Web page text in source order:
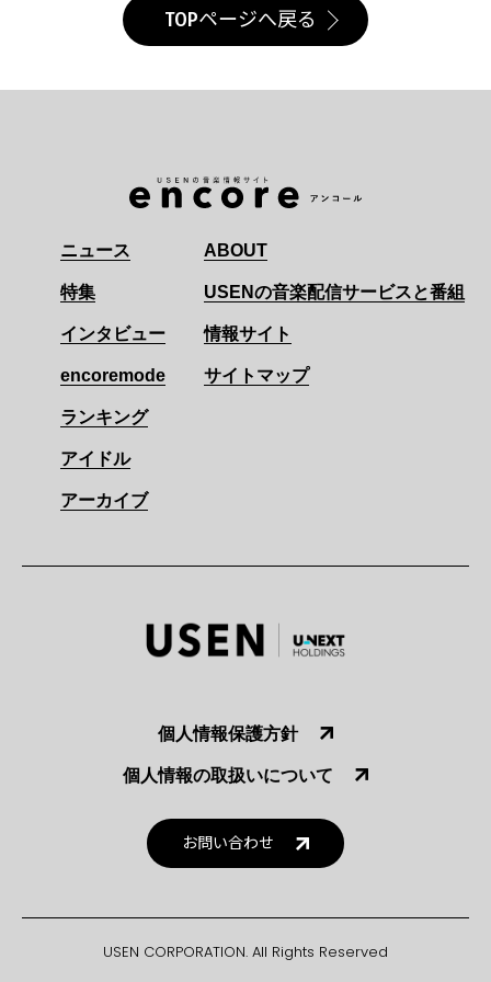
TOPページへ戻る
ニュース
特集
インタビュー
encoremode
ランキング
アイドル
アーカイブ
ABOUT
USENの音楽配信サービスと番組
情報サイト
サイトマップ
個人情報保護方針
個人情報の取扱いについて
お問い合わせ
USEN CORPORATION. All Rights Reserved